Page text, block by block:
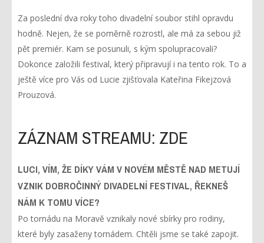
Za poslední dva roky toho divadelní soubor stihl opravdu
hodně. Nejen, že se poměrně rozrostl, ale má za sebou již
pět premiér. Kam se posunuli, s kým spolupracovali?
Dokonce založili festival, který připravují i na tento rok. To a
ještě více pro Vás od Lucie zjišťovala Kateřina Fikejzová
Prouzová.
ZÁZNAM STREAMU: ZDE
LUCI, VÍM, ŽE DÍKY VÁM V NOVÉM MĚSTĚ NAD METUJÍ
VZNIK DOBROČINNÝ DIVADELNÍ FESTIVAL, ŘEKNEŠ
NÁM K TOMU VÍCE?
Po tornádu na Moravě vznikaly nové sbírky pro rodiny,
které byly zasaženy tornádem. Chtěli jsme se také zapojit.